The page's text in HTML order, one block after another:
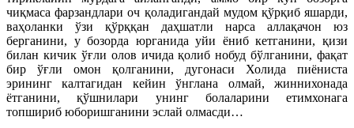
чиқмаса фарзандлари оч қоладигандай мудом қўрқиб яшарди,
ваҳоланки ўзи қўрққан даҳшатли нарса аллақачон юз
берганини, у бозорда юрганида уйи ёниб кетганини, қизи
билан кичик ўғли олов ичида қолиб нобуд бўлганини, фақат
бир ўғли омон қолганини, дугонаси Холида пиёниста
эрининг калтагидан кейин ўнглана олмай, жиннихонада
ётганини, қўшнилари унинг болаларини етимхонага
топшириб юборишганини эслай олмасди…